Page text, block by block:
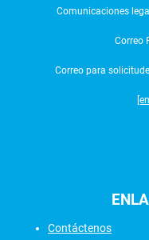
Comunicaciones
Correo
Correo para
Contáctenos